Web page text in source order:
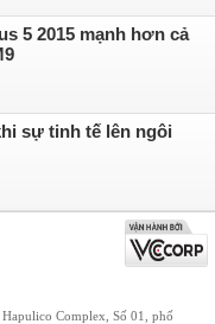
5 2015 mạnh hơn cả
sự tinh tế lên ngôi
Complex, Số 01, phố